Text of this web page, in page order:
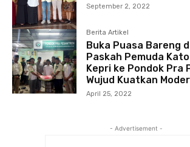
September 2, 2022
Berita Artikel
Buka Puasa Bareng
Paskah Pemuda
Kepri ke Pondok Pra
Wujud Kuatkan
April 25, 2022
- Advertisement -